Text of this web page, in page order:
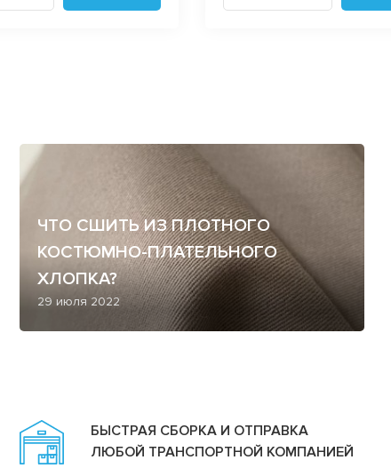
ЧТО СШИТЬ ИЗ ПЛОТНОГО
КОСТЮМНО-ПЛАТЕЛЬНОГО
ХЛОПКА?
29 июля 2022
БЫСТРАЯ СБОРКА И ОТПРАВКА
ЛЮБОЙ ТРАНСПОРТНОЙ КОМПАНИЕЙ